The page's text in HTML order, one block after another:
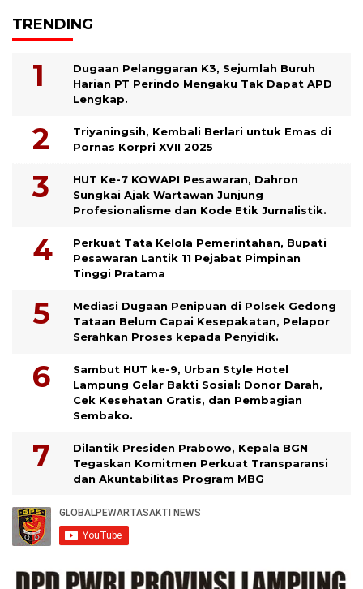
TRENDING
Dugaan Pelanggaran K3, Sejumlah Buruh
Harian PT Perindo Mengaku Tak Dapat APD
Lengkap.
Triyaningsih, Kembali Berlari untuk Emas di
Pornas Korpri XVII 2025
HUT Ke-7 KOWAPI Pesawaran, Dahron
Sungkai Ajak Wartawan Junjung
Profesionalisme dan Kode Etik Jurnalistik.
Perkuat Tata Kelola Pemerintahan, Bupati
Pesawaran Lantik 11 Pejabat Pimpinan
Tinggi Pratama
Mediasi Dugaan Penipuan di Polsek Gedong
Tataan Belum Capai Kesepakatan, Pelapor
Serahkan Proses kepada Penyidik.
Sambut HUT ke-9, Urban Style Hotel
Lampung Gelar Bakti Sosial: Donor Darah,
Cek Kesehatan Gratis, dan Pembagian
Sembako.
Dilantik Presiden Prabowo, Kepala BGN
Tegaskan Komitmen Perkuat Transparansi
dan Akuntabilitas Program MBG